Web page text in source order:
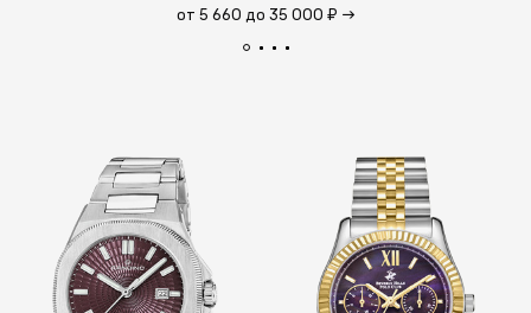
от 5 660 до 35 000 ₽ →